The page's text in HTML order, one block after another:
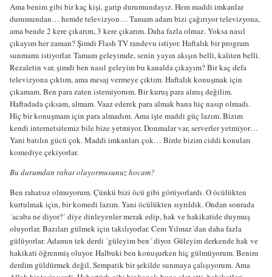
Ama benim gibi bir kaç kişi, garip durumundayız. Hem maddi imkanlar
durumundan… hemde televizyon… Tamam adam bizi çağırıyor televizyona,
ama bende 2 kere çıkarım, 3 kere çıkarım. Daha fazla olmaz. Yoksa nasıl
çıkayım her zaman? Şimdi Flash TV randevu istiyor. Haftalık bir program
sunmamı istiyorlar. Tamam geleyimde, senin yayın akışın belli, kaliten belli.
Rezaletin var, şimdi ben nasıl geleyim bu kanalda çıkayım? Bir kaç defa
televizyona çıktım, ama mesaj vermeye çıktım. Haftalık konuşmak için
çıkamam. Ben para zaten istemiyorum. Bir kuruş para almış değilim.
Haftadada çıksam, almam. Vaaz ederek para almak bana hiç nasıp olmadı.
Hiç bir konuşmam için para almadım. Ama işte maddi güç lazım. Bizim
kendi internetsitemiz bile bize yetmiyor. Donmalar var, serverler yetmiyor…
Yani batılın gücü çok. Maddi imkanları çok… Birde bizim ciddi konuları
komediye çekiyorlar.
Bu durumdan rahat oluyormusunuz hocam?
Ben rahatsız olmuyorum. Çünkü bizi öcü gibi görüyorlardı. O öcülükten
kurtulmak için, bir komedi lazım. Yani öcülükten sıyrıldık. Ondan sonrada
´acaba ne diyor?´ diye dinleyenler merak edip, hak ve hakikatide duymuş
oluyorlar. Bazıları gülmek için takılıyorlar. Cem Yılmaz´dan daha fazla
gülüyorlar. Adamın tek derdi ´güleyim ben´ diyor. Güleyim derkende hak ve
hakikati öğrenmiş oluyor. Halbuki ben konuşurken hiç gülmüyorum. Benim
derdim güldürmek değil. Sempatik bir şekilde sunmaya çalışıyorum. Ama